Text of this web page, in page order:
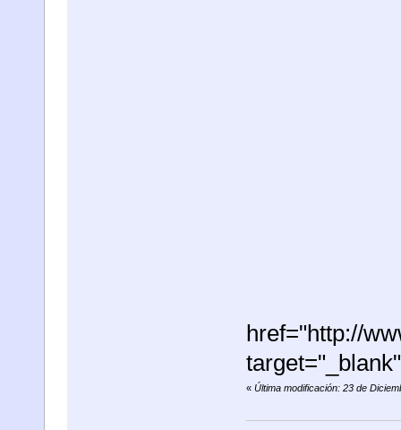
href="http://
« Última modificación: 23 de